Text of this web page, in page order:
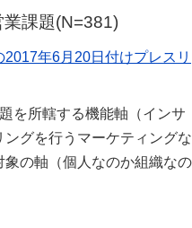
課題(N=381)
年6月20日付けプレスリ
を所轄する機能軸（インサ
グを行うマーケティングな
の軸（個人なのか組織なの